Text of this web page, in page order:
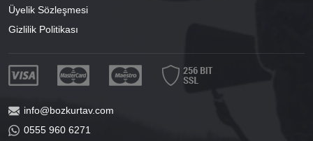
Üyelik Sözleşmesi
Gizlilik Politikası
info@bozkurtav.com
0555 960 6271